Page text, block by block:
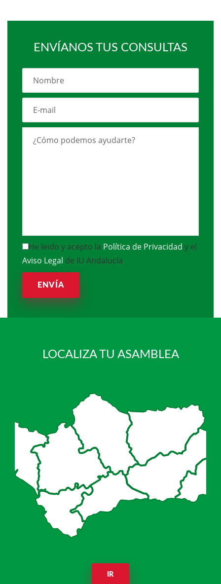
ENVÍANOS TUS CONSULTAS
He leido y acepto la Política de Privacidad y el
Aviso Legal de IU Andalucía
ENVÍA
LOCALIZA TU ASAMBLEA
IR